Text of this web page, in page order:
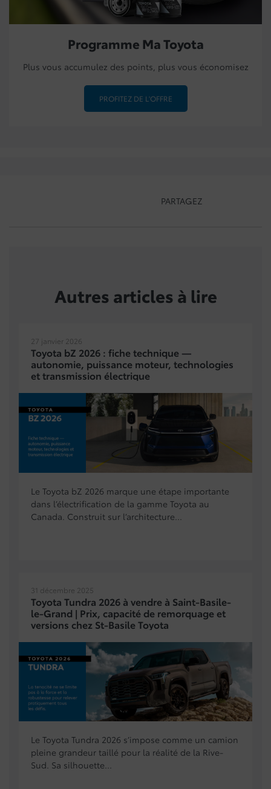
Programme Ma Toyota
Plus vous accumulez des points, plus vous économisez
PROFITEZ DE L'OFFRE
PARTAGEZ
Autres articles à lire
27 janvier 2026
Toyota bZ 2026 : fiche technique —
autonomie, puissance moteur, technologies
et transmission électrique
Le Toyota bZ 2026 marque une étape importante
dans l’électrification de la gamme Toyota au
Canada. Construit sur l’architecture...
31 décembre 2025
Toyota Tundra 2026 à vendre à Saint-Basile-
le-Grand | Prix, capacité de remorquage et
versions chez St-Basile Toyota
Le Toyota Tundra 2026 s’impose comme un camion
pleine grandeur taillé pour la réalité de la Rive-
Sud. Sa silhouette...